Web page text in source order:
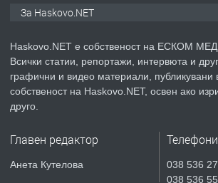
ПРЕДЛАГА
Продавам парцел в
За Haskovo.NET
Haskovo.NET е собственост на ЕСКОМ
Всички статии, репортажи, интервюта и
графични и видео материали, публикувани
собственост на Haskovo.NET, освен ако
друго.
Главен редактор
Анета Кутелова
Телефони
038 536
038 536